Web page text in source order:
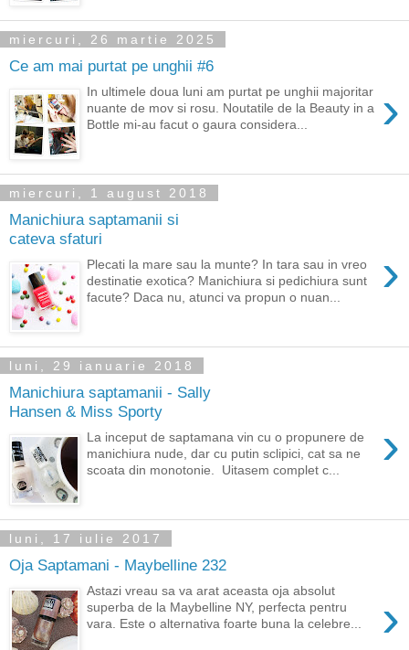
miercuri, 26 martie 2025
Ce am mai purtat pe unghii #6
›
In ultimele doua luni am purtat pe unghii majoritar
nuante de mov si rosu. Noutatile de la Beauty in a
Bottle mi-au facut o gaura considera...
miercuri, 1 august 2018
Manichiura saptamanii si
cateva sfaturi
›
Plecati la mare sau la munte? In tara sau in vreo
destinatie exotica? Manichiura si pedichiura sunt
facute? Daca nu, atunci va propun o nuan...
luni, 29 ianuarie 2018
Manichiura saptamanii - Sally
Hansen & Miss Sporty
›
La inceput de saptamana vin cu o propunere de
manichiura nude, dar cu putin sclipici, cat sa ne
scoata din monotonie. Uitasem complet c...
luni, 17 iulie 2017
Oja Saptamani - Maybelline 232
›
Astazi vreau sa va arat aceasta oja absolut
superba de la Maybelline NY, perfecta pentru
vara. Este o alternativa foarte buna la celebre...